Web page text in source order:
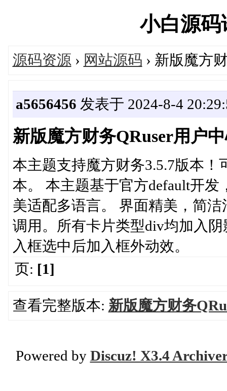
小白源
源码资源 › 网站源码 › 新版魔方
a5656456 发表于 2024-8-4
新版魔方财务QRuser用户
本主题支持魔方财务3.5.7版本！
本。 本主题基于官方default开
美适配多语言。 界面精美，简洁
调用。所有卡片类型div均加入
入框选中后加入框外动效。
页: [1]
查看完整版本: 新版魔方财务
Powered by Discuz! X3.4